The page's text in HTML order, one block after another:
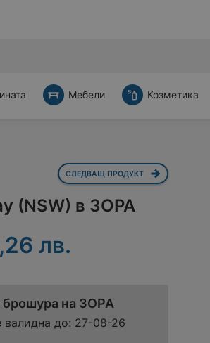
Мебели Козметика
СЛЕДВАЩ ПРОДУКТ
(NSW) в ЗОРА
лв.
брошура на ЗОРА
валидна до: 27-08-26